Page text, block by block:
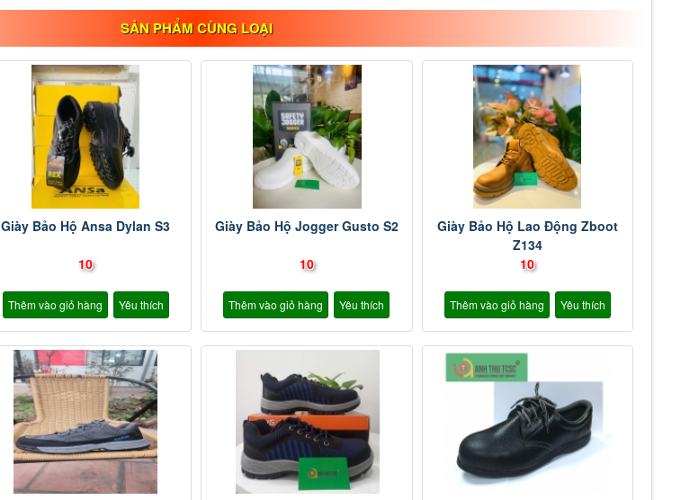
SẢN PHẨM CÙNG LOẠI
Giày Bảo Hộ Ansa Dylan S3
10
Thêm vào giỏ hàng Yêu thích
Giày Bảo Hộ Jogger Gusto S2
10
Thêm vào giỏ hàng Yêu thích
Giày Bảo Hộ Lao Động Zboot
Z134
10
Thêm vào giỏ hàng Yêu thích